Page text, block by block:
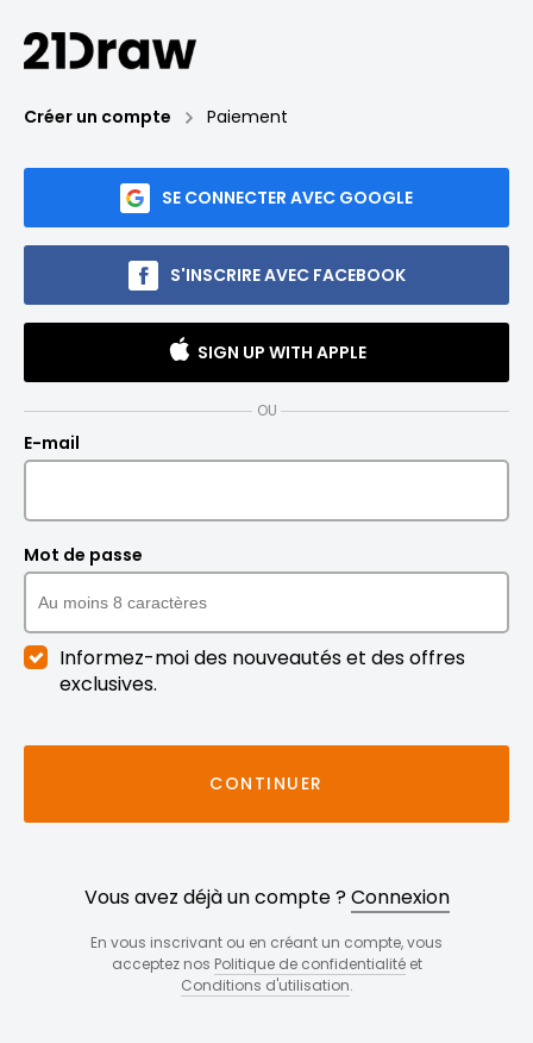
Créer un compte Paiement
SE CONNECTER AVEC GOOGLE
S'INSCRIRE AVEC FACEBOOK
SIGN UP WITH APPLE
OU
E-mail
Mot de passe
Informez-moi des nouveautés et des offres
exclusives.
CONTINUER
Vous avez déjà un compte ?Connexion
En vous inscrivant ou en créant un compte, vous
acceptez nos Politique de confidentialitéet
Conditions d'utilisation.